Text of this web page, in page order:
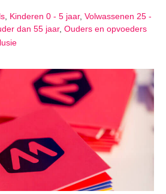
Kinderen 0 - 5 jaar, Volwassenen 25 -
dan 55 jaar, Ouders en opvoeders